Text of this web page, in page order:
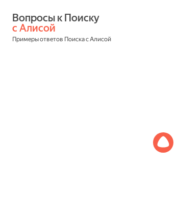
с Алисой
Примеры ответов Поиска с Алисой